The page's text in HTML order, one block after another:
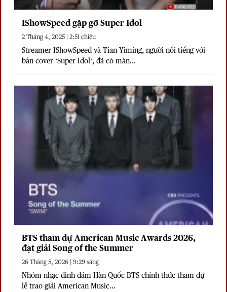
IShowSpeed gặp gỡ Super Idol
2 Tháng 4, 2025 | 2:51 chiều
Streamer IShowSpeed và Tian Yiming, người nổi tiếng với
bản cover ‘Super Idol‘, đã có màn...
BTS tham dự American Music Awards 2026,
đạt giải Song of the Summer
26 Tháng 5, 2026 | 9:29 sáng
Nhóm nhạc đình đám Hàn Quốc BTS chính thức tham dự
lễ trao giải American Music...